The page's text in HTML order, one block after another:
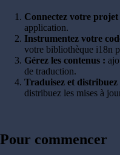
Connectez votre projet
application.
Instrumentez votre
votre bibliothèque i18n
Gérez les contenus :
de traduction.
Traduisez et distribuez
distribuez les mises à
Pour commencer